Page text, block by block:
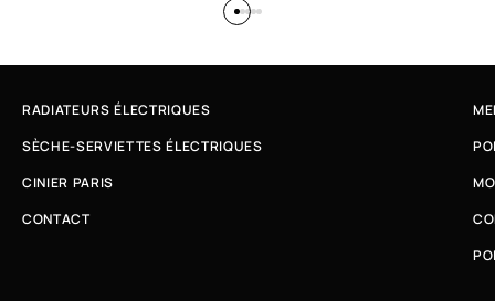
RADIATEURS ÉLECTRIQUES
SÈCHE-SERVIETTES ÉLECTRIQUES
CINIER PARIS
CONTACT